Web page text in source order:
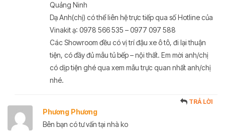
Quảng Ninh
Dạ Anh(chị) có thể liên hệ trực tiếp qua số Hotline của
Vinakit ạ: 0978 566 535 – 0977 097 588
Các Showroom đều có vị trí đậu xe ô tô, đi lại thuận
tiện, có đầy đủ mẫu tủ bếp – nội thất. Em mời anh/chị
có dịp tiện ghé qua xem mẫu trực quan nhất anh/chị
nhé.
Phương Phương
TRẢ LỜI
Bên bạn có tư vấn tại nhà ko